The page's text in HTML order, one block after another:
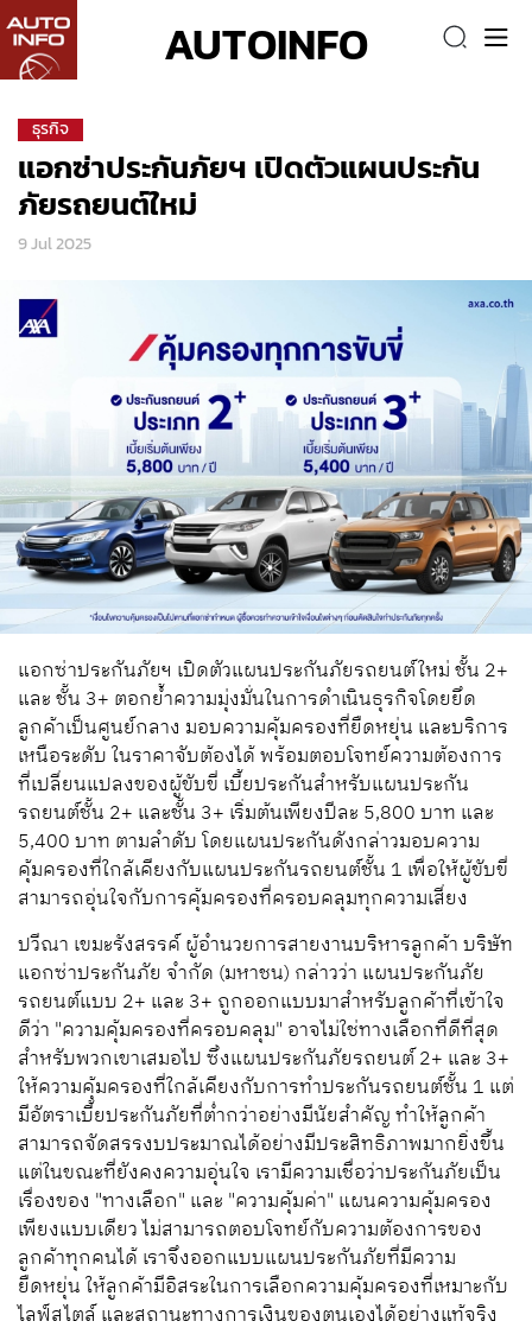
AUTOINFO
ธุรกิจ
แอกซ่าประกันภัยฯ เปิดตัวแผนประกัน
ภัยรถยนต์ใหม่
9 Jul 2025
แอกซ่าประกันภัยฯ เปิดตัวแผนประกันภัยรถยนต์ใหม่ ชั้น 2+
และ ชั้น 3+ ตอกย้ำความมุ่งมั่นในการดำเนินธุรกิจโดยยึด
ลูกค้าเป็นศูนย์กลาง มอบความคุ้มครองที่ยืดหยุ่น และบริการ
เหนือระดับ ในราคาจับต้องได้ พร้อมตอบโจทย์ความต้องการ
ที่เปลี่ยนแปลงของผู้ขับขี่ เบี้ยประกันสำหรับแผนประกัน
รถยนต์ชั้น 2+ และชั้น 3+ เริ่มต้นเพียงปีละ 5,800 บาท และ
5,400 บาท ตามลำดับ โดยแผนประกันดังกล่าวมอบความ
คุ้มครองที่ใกล้เคียงกับแผนประกันรถยนต์ชั้น 1 เพื่อให้ผู้ขับขี่
สามารถอุ่นใจกับการคุ้มครองที่ครอบคลุมทุกความเสี่ยง
ปวีณา เขมะรังสรรค์ ผู้อำนวยการสายงานบริหารลูกค้า บริษัท
แอกซ่าประกันภัย จำกัด (มหาชน) กล่าวว่า แผนประกันภัย
รถยนต์แบบ 2+ และ 3+ ถูกออกแบบมาสำหรับลูกค้าที่เข้าใจ
ดีว่า "ความคุ้มครองที่ครอบคลุม" อาจไม่ใช่ทางเลือกที่ดีที่สุด
สำหรับพวกเขาเสมอไป ซึ่งแผนประกันภัยรถยนต์ 2+ และ 3+
ให้ความคุ้มครองที่ใกล้เคียงกับการทำประกันรถยนต์ชั้น 1 แต่
มีอัตราเบี้ยประกันภัยที่ต่ำกว่าอย่างมีนัยสำคัญ ทำให้ลูกค้า
สามารถจัดสรรงบประมาณได้อย่างมีประสิทธิภาพมากยิ่งขึ้น
แต่ในขณะที่ยังคงความอุ่นใจ เรามีความเชื่อว่าประกันภัยเป็น
เรื่องของ "ทางเลือก" และ "ความคุ้มค่า" แผนความคุ้มครอง
เพียงแบบเดียว ไม่สามารถตอบโจทย์กับความต้องการของ
ลูกค้าทุกคนได้ เราจึงออกแบบแผนประกันภัยที่มีความ
ยืดหยุ่น ให้ลูกค้ามีอิสระในการเลือกความคุ้มครองที่เหมาะกับ
ไลฟ์สไตล์ และสถานะทางการเงินของตนเองได้อย่างแท้จริง